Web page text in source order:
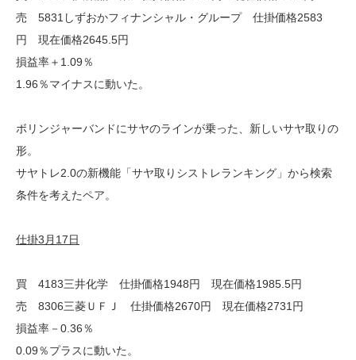
売 5831しずおかフィナンシャル・グループ 仕掛価格2583
円 現在価格2645.5円
損益率＋1.09％
1.96％マイナスに動いた。
ボリンジャーバンドにサヤのラインが乗った、新しいサヤ取りの
形。
サヤトレ2.0の新機能「サヤ取りシストレランキング」から検索
条件を考えたペア。
仕掛3月17日
買 4183三井化学 仕掛価格1948円 現在価格1985.5円
売 8306三菱ＵＦＪ 仕掛価格2670円 現在価格2731円
損益率－0.36％
0.09％プラスに動いた。